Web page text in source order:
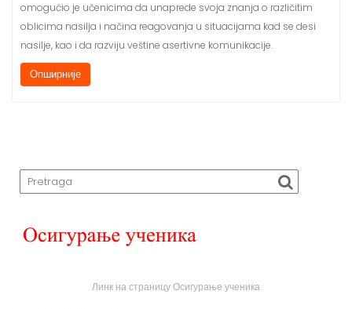
omogućio je učenicima da unaprede svoja znanja o različitim
oblicima nasilja i načina reagovanja u situacijama kad se desi
nasilje, kao i da razviju veštine asertivne komunikacije.
Опширније
Линк на страницу Осигурање ученика